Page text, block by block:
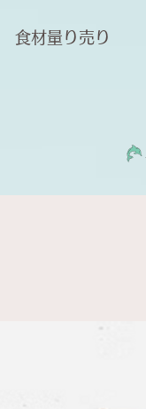
食材量り売り